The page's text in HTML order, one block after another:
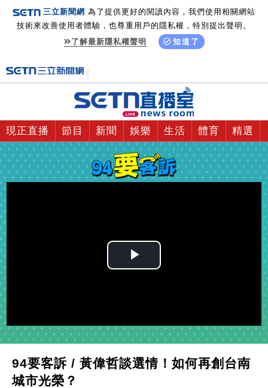
三立新聞網 為了提供更好的閱讀內容，我們使用相關網站
技術來改善使用者體驗，也尊重用戶的隱私權，特別提出聲明。
了解最新隱私權聲明
知道了
現正直播 節目 新聞 娛樂 生活 體育 精選
Play
94要客訴 / 黃偉哲談選情！如何再創台南
城市光榮？